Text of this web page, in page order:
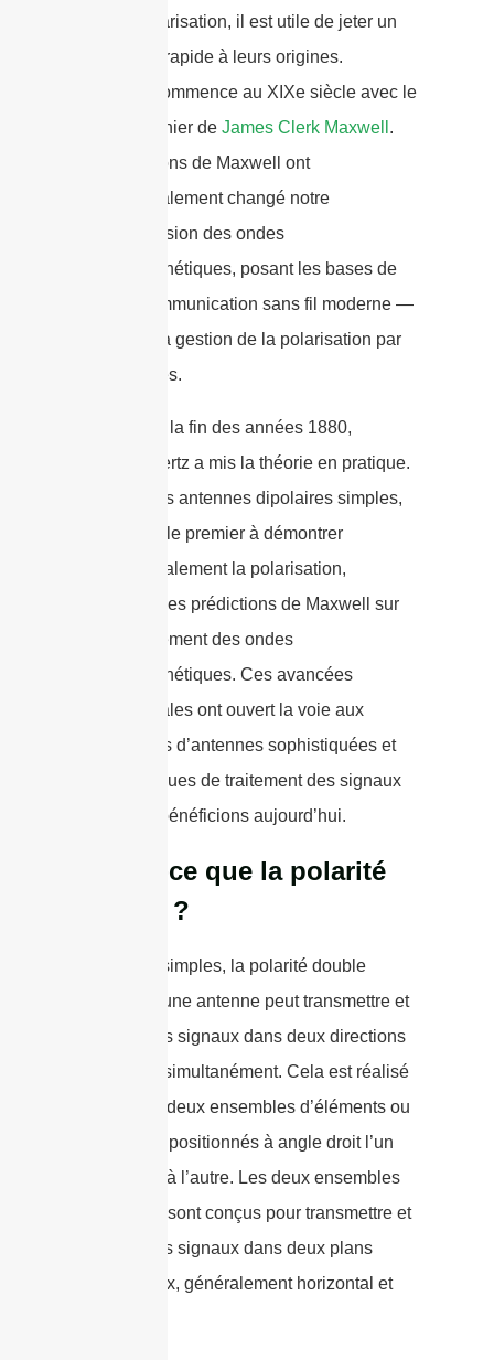
double polarisation, il est utile de jeter un
coup d’œil rapide à leurs origines.
L’histoire commence au XIXe siècle avec le
travail pionnier de James Clerk Maxwell .
Les équations de Maxwell ont
fondamentalement changé notre
compréhension des ondes
électromagnétiques, posant les bases de
toute la communication sans fil moderne —
y compris la gestion de la polarisation par
les antennes.
Plus tard, à la fin des années 1880,
Heinrich Hertz a mis la théorie en pratique.
Utilisant des antennes dipolaires simples,
Hertz a été le premier à démontrer
expérimentalement la polarisation,
confirmant les prédictions de Maxwell sur
le comportement des ondes
électromagnétiques. Ces avancées
fondamentales ont ouvert la voie aux
conceptions d’antennes sophistiquées et
aux techniques de traitement des signaux
dont nous bénéficions aujourd’hui.
Qu’est-ce que la polarité
double ?
En termes simples, la polarité double
signifie qu’une antenne peut transmettre et
recevoir des signaux dans deux directions
différentes simultanément. Cela est réalisé
en utilisant deux ensembles d’éléments ou
d’antennes positionnés à angle droit l’un
par rapport à l’autre. Les deux ensembles
d’éléments sont conçus pour transmettre et
recevoir des signaux dans deux plans
orthogonaux, généralement horizontal et